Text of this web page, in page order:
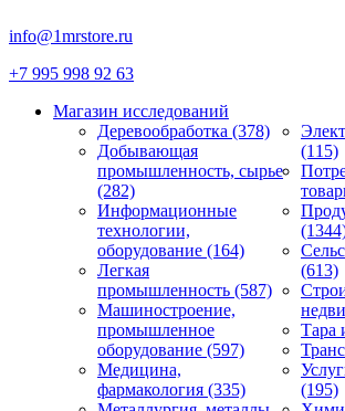
info@1mrstore.ru
+7 995 998 92 63
Магазин исследований
Деревообработка (378)
Добывающая
промышленность, сырье
(282)
Информационные
технологии,
оборудование (164)
Легкая
промышленность (587)
Машиностроение,
промышленное
оборудование (597)
Медицина,
фармакология (335)
(115)
(613)
Тара
(195)